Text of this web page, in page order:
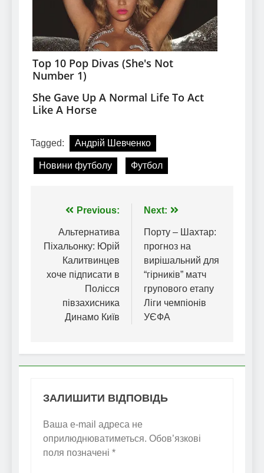
Tagged: Андрій Шевченко
Новини футболу Футбол
Навігація
записів
Previous:
Альтернатива
Піхальонку: Юрій
Калитвинцев
хоче підписати в
Полісся
півзахисника
Динамо Київ
Next:
Порту – Шахтар:
прогноз на
вирішальний для
“гірників” матч
групового етапу
Ліги чемпіонів
УЄФА
ЗАЛИШИТИ ВІДПОВІДЬ
Ваша e-mail адреса не
оприлюднюватиметься. Обов’язкові
поля позначені *